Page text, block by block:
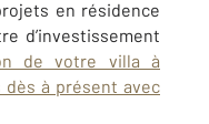
en résidence
d’investissement
de votre villa à
dès à présent avec